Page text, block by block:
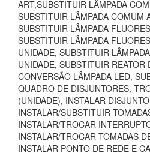
ART,SUBSTITUIR LÂMPADA
SUBSTITUIR LÂMPADA COMUM
SUBSTITUIR LÂMPADA
SUBSTITUIR LÂMPADA
UNIDADE, SUBSTITUIR
UNIDADE, SUBSTITUIR REATOR
CONVERSÃO LÂMPADA LED,
QUADRO DE DISJUNTORES,
(UNIDADE), INSTALAR
INSTALAR/SUBSTITUIR
INSTALAR/TROCAR
INSTALAR/TROCAR TOMADAS
INSTALAR PONTO DE REDE E